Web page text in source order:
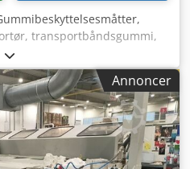
transportbåndsgummi,
transportbånd.
Transportbånd,
længde: 6 m -
140 mm -Vægt: 5,9 kg
Annoncer